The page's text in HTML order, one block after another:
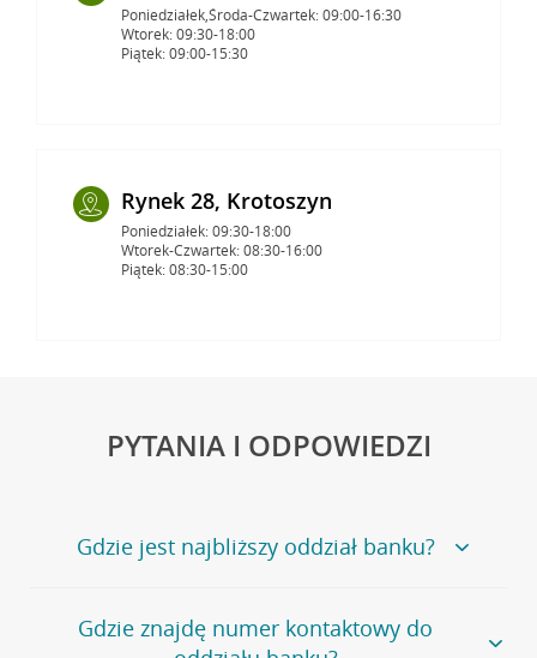
Poniedziałek,Środa-Czwartek: 09:00-16:30
Wtorek: 09:30-18:00
Piątek: 09:00-15:30
Rynek 28, Krotoszyn
Poniedziałek: 09:30-18:00
Wtorek-Czwartek: 08:30-16:00
Piątek: 08:30-15:00
PYTANIA I ODPOWIEDZI
Gdzie jest najbliższy oddział banku?
Jeśli szukasz oddziału naszego banku, zapraszamy na
stronęPlacówki i bankomaty, na której znajduje się
Gdzie znajdę numer kontaktowy do